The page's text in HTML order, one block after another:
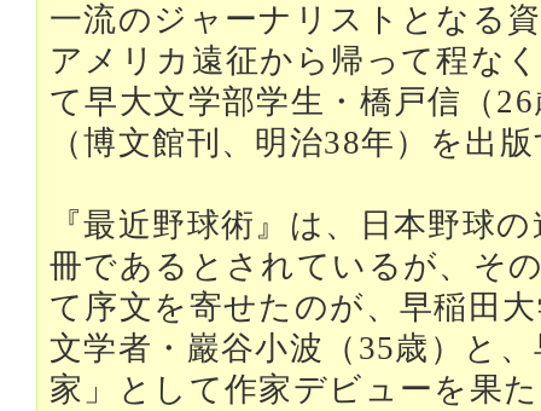
一流のジャーナリストとなる
アメリカ遠征から帰って程な
て早大文学部学生・橋戸信（
（博文館刊、明治38年）を出
『最近野球術』は、日本野球
冊であるとされているが、そ
て序文を寄せたのが、早稲田
文学者・巖谷小波（35歳）と
家」として作家デビューを果